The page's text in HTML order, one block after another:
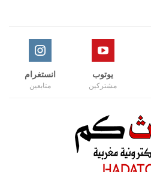
يوتوب
مشتركين
انستغرام
متابعين